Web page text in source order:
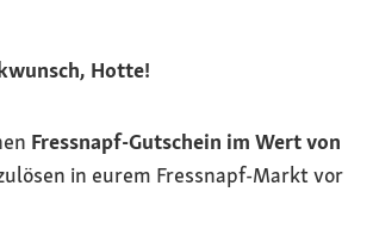
Hotte!
Fressnapf-Gutschein im Wert von
in eurem Fressnapf-Markt vor